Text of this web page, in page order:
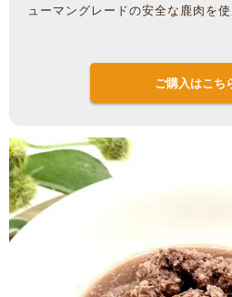
ューマングレードの安全な鹿肉を使
ご購入はこち